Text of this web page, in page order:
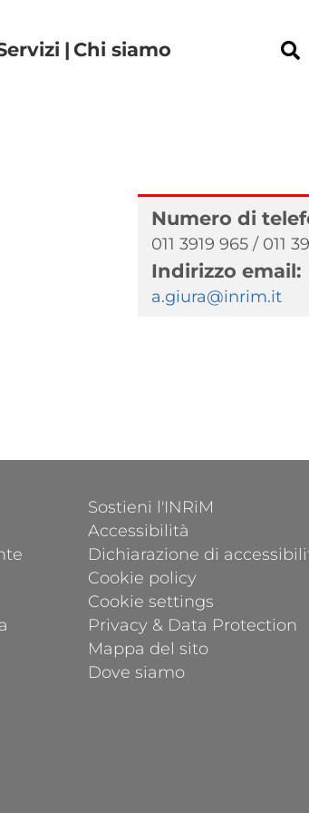
principale
Chi siamo
Numero di
011 3919 965 / 011
Indirizzo email:
a.giura@inrim.it
FOOTER 2
Sostieni l'INRiM
Accessibilità
Dichiarazione di
Cookie policy
Cookie settings
Privacy & Data Protection
Mappa del sito
Dove siamo